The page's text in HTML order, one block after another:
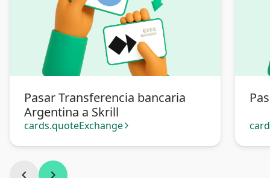
Pasar Transferencia bancaria
Argentina a Skrill
cards.quoteExchange arrow_forward_ios
chevron_left chevron_right